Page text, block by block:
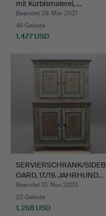
mit Kürbismalerei, …
Beendet 29. Mär 2021
46 Gebote
1.477 USD
SERVIERSCHRANK/SIDEB
OARD, 17./19. JAHRHUND…
Beendet 10. Nov 2020
22 Gebote
1.268 USD